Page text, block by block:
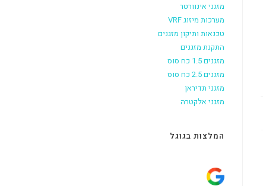
מזגני אינוורטר
מערכות מיזוג VRF
טכנאות ותיקון מזגנים
התקנת מזגנים
מזגנים 1.5 כח סוס
מזגנים 2.5 כח סוס
מזגני תדיראן
מזגני אלקטרה
המלצות בגוגל